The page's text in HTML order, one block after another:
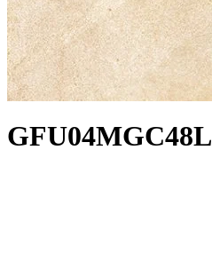
GFU04MGC48L